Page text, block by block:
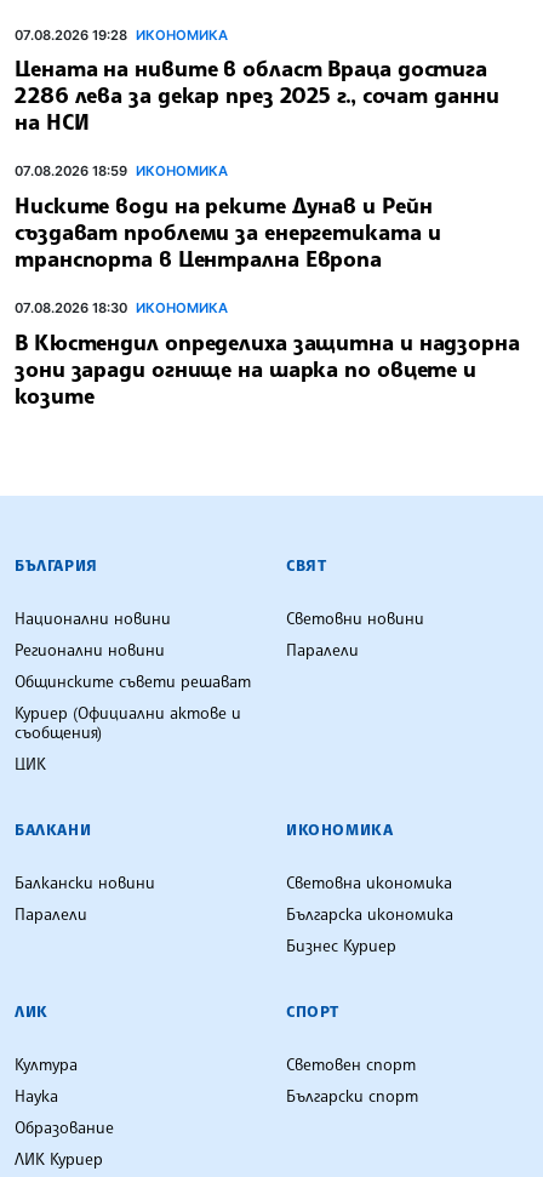
07.08.2026 19:28 ИКОНОМИКА
Цената на нивите в област Враца достига
2286 лева за декар през 2025 г., сочат данни
на НСИ
07.08.2026 18:59 ИКОНОМИКА
Ниските води на реките Дунав и Рейн
създават проблеми за енергетиката и
транспорта в Централна Европа
07.08.2026 18:30 ИКОНОМИКА
В Кюстендил определиха защитна и надзорна
зони заради огнище на шарка по овцете и
козите
БЪЛГАРСКА ТЕЛЕГРАФНА АГЕНЦИЯ
БЪЛГАРИЯ
Национални новини
Регионални новини
Общинските съвети решават
Куриер (Официални актове и
съобщения)
ЦИК
СВЯТ
Световни новини
Паралели
БАЛКАНИ
Балкански новини
Паралели
ИКОНОМИКА
Световна икономика
Българска икономика
Бизнес Куриер
ЛИК
Култура
Наука
Образование
ЛИК Куриер
СПОРТ
Световен спорт
Български спорт